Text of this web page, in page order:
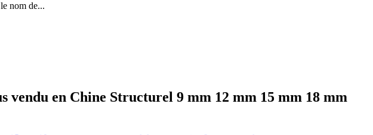
nom de...
en Chine Structurel 9 mm 12 mm 15 mm 18 mm